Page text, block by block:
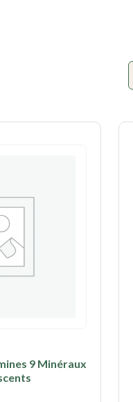
9 Minéraux